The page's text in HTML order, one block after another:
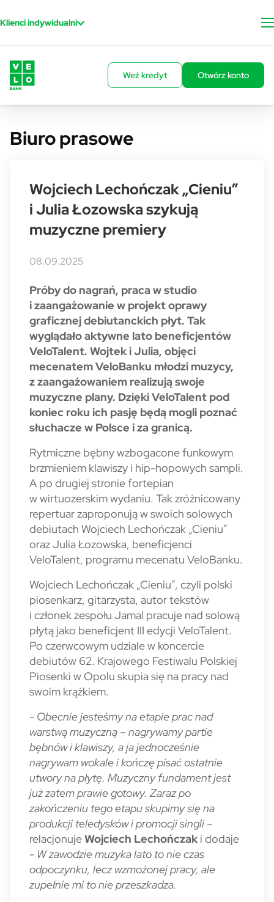
Klienci indywidualni
Weź kredyt Otwórz konto
Biuro prasowe
Wojciech Lechończak „Cieniu”
i Julia Łozowska szykują
muzyczne premiery
08.09.2025
Próby do nagrań, praca w studio
i zaangażowanie w projekt oprawy
graficznej debiutanckich płyt. Tak
wyglądało aktywne lato beneficjentów
VeloTalent. Wojtek i Julia, objęci
mecenatem VeloBanku młodzi muzycy,
z zaangażowaniem realizują swoje
muzyczne plany. Dzięki VeloTalent pod
koniec roku ich pasję będą mogli poznać
słuchacze w Polsce i za granicą.
Rytmiczne bębny wzbogacone funkowym
brzmieniem klawiszy i hip-hopowych sampli.
A po drugiej stronie fortepian
w wirtuozerskim wydaniu. Tak zróżnicowany
repertuar zaproponują w swoich solowych
debiutach Wojciech Lechończak „Cieniu”
oraz Julia Łozowska, beneficjenci
VeloTalent, programu mecenatu VeloBanku.
Wojciech Lechończak „Cieniu”, czyli polski
piosenkarz, gitarzysta, autor tekstów
i członek zespołu Jamal pracuje nad solową
płytą jako beneficjent III edycji VeloTalent.
Po czerwcowym udziale w koncercie
debiutów 62. Krajowego Festiwalu Polskiej
Piosenki w Opolu skupia się na pracy nad
swoim krążkiem.
- Obecnie jesteśmy na etapie prac nad
warstwą muzyczną – nagrywamy partie
bębnów i klawiszy, a ja jednocześnie
nagrywam wokale i kończę pisać ostatnie
utwory na płytę. Muzyczny fundament jest
już zatem prawie gotowy. Zaraz po
zakończeniu tego etapu skupimy się na
produkcji teledysków i promocji singli –
relacjonujeWojciech Lechończaki dodaje
- W zawodzie muzyka lato to nie czas
odpoczynku, lecz wzmożonej pracy, ale
zupełnie mi to nie przeszkadza.